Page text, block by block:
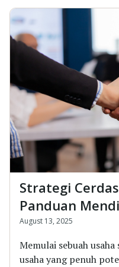
Strategi
Panduan
Administrasi
August 13, 2025
Memulai sebuah
usaha yang penuh